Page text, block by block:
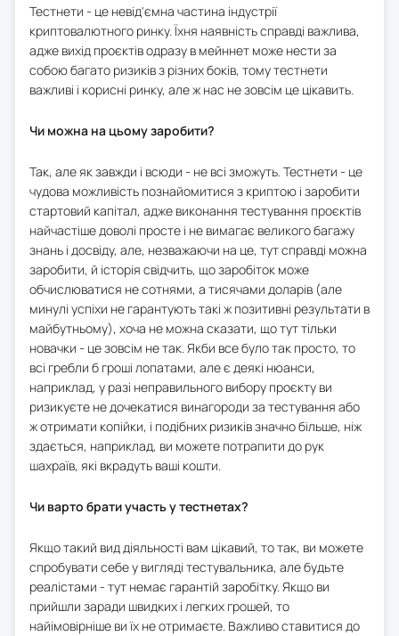
Тестнети - це невід'ємна частина індустрії
криптовалютного ринку. Їхня наявність справді важлива,
адже вихід проєктів одразу в мейннет може нести за
собою багато ризиків з різних боків, тому тестнети
важливі і корисні ринку, але ж нас не зовсім це цікавить.
Чи можна на цьому заробити?
Так, але як завжди і всюди - не всі зможуть. Тестнети - це
чудова можливість познайомитися з криптою і заробити
стартовий капітал, адже виконання тестування проєктів
найчастіше доволі просте і не вимагає великого багажу
знань і досвіду, але, незважаючи на це, тут справді можна
заробити, й історія свідчить, що заробіток може
обчислюватися не сотнями, а тисячами доларів (але
минулі успіхи не гарантують такі ж позитивні результати в
майбутньому), хоча не можна сказати, що тут тільки
новачки - це зовсім не так. Якби все було так просто, то
всі гребли б гроші лопатами, але є деякі нюанси,
наприклад, у разі неправильного вибору проєкту ви
ризикуєте не дочекатися винагороди за тестування або
ж отримати копійки, і подібних ризиків значно більше, ніж
здається, наприклад, ви можете потрапити до рук
шахраїв, які вкрадуть ваші кошти.
Чи варто брати участь у тестнетах?
Якщо такий вид діяльності вам цікавий, то так, ви можете
спробувати себе у вигляді тестувальника, але будьте
реалістами - тут немає гарантій заробітку. Якщо ви
прийшли заради швидких і легких грошей, то
найімовірніше ви їх не отримаєте. Важливо ставитися до